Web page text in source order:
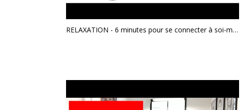
RELAXATION - 6 minutes pour se connecter à soi-même et aux autres - L'ÉTAT DE COACH